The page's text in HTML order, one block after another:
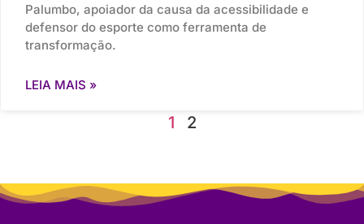
Palumbo, apoiador da causa da acessibilidade e
defensor do esporte como ferramenta de
transformação.
LEIA MAIS »
1 2